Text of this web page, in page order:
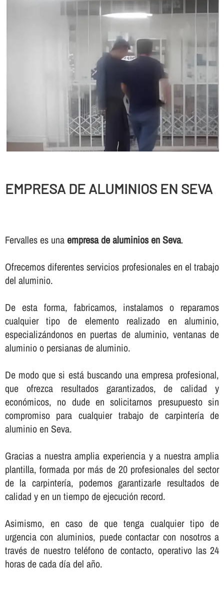
EMPRESA DE ALUMINIOS EN SEVA
Fervalles es unaempresa de aluminios en Seva.
Ofrecemos diferentes servicios profesionales en el trabajo
del aluminio.
De esta forma, fabricamos, instalamos o reparamos
cualquier tipo de elemento realizado en aluminio,
especializándonos en puertas de aluminio, ventanas de
aluminio o persianas de aluminio.
De modo que si está buscando una empresa profesional,
que ofrezca resultados garantizados, de calidad y
económicos, no dude en solicitarnos presupuesto sin
compromiso para cualquier trabajo de carpinterí­a de
aluminio en Seva.
Gracias a nuestra amplia experiencia y a nuestra amplia
plantilla, formada por más de 20 profesionales del sector
de la carpinterí­a, podemos garantizarle resultados de
calidad y en un tiempo de ejecución record.
Asimismo, en caso de que tenga cualquier tipo de
urgencia con aluminios, puede contactar con nosotros a
través de nuestro teléfono de contacto, operativo las 24
horas de cada dí­a del año.